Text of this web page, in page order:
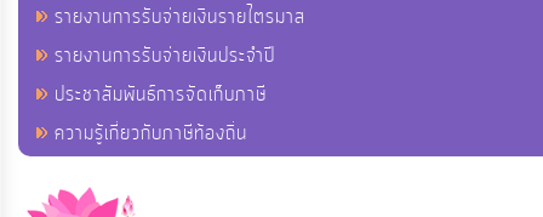
รายงานการรับจ่ายเงินรายไตรมาส
รายงานการรับจ่ายเงินประจำปี
ประชาสัมพันธ์การจัดเก็บภาษี
ความรู้เกี่ยวกับภาษีท้องถิ่น